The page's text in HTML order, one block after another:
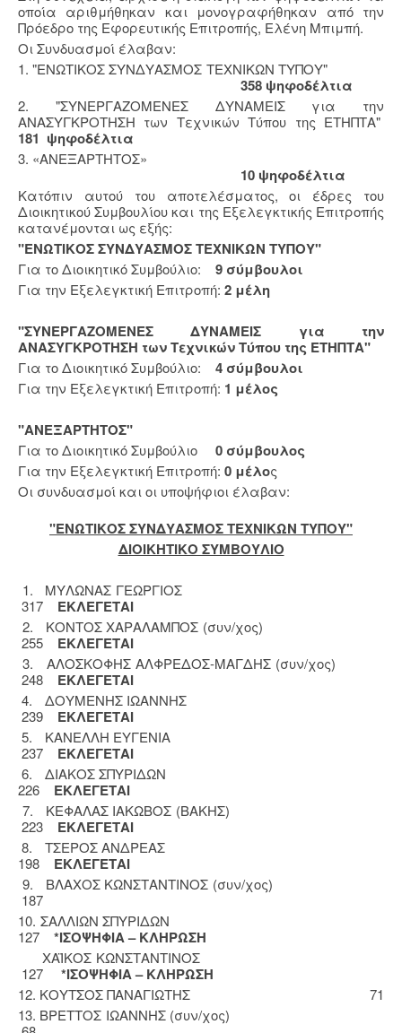
οποία αριθμήθηκαν και μονογραφήθηκαν από την
Πρόεδρο της Εφορευτικής Επιτροπής, Ελένη Μπιμπή.
Οι Συνδυασμοί έλαβαν:
1. "ΕΝΩΤΙΚΟΣ ΣΥΝΔΥΑΣΜΟΣ ΤΕΧΝΙΚΩΝ ΤΥΠΟΥ"
358 ψηφοδέλτια
2. "ΣΥΝΕΡΓΑΖΟΜΕΝΕΣ ΔΥΝΑΜΕΙΣ για την
ΑΝΑΣΥΓΚΡΟΤΗΣΗ των Τεχνικών Τύπου της ΕΤΗΠΤΑ"
181 ψηφοδέλτια
3. «ΑΝΕΞΑΡΤΗΤΟΣ»
10 ψηφοδέλτια
Κατόπιν αυτού του αποτελέσματος, οι έδρες του
Διοικητικού Συμβουλίου και της Εξελεγκτικής Επιτροπής
κατανέμονται ως εξής:
"ΕΝΩΤΙΚΟΣ ΣΥΝΔΥΑΣΜΟΣ ΤΕΧΝΙΚΩΝ ΤΥΠΟΥ"
Για το Διοικητικό Συμβούλιο: 9 σύμβουλοι
Για την Εξελεγκτική Επιτροπή: 2 μέλη
"ΣΥΝΕΡΓΑΖΟΜΕΝΕΣ ΔΥΝΑΜΕΙΣ για την
ΑΝΑΣΥΓΚΡΟΤΗΣΗ των Τεχνικών Τύπου της ΕΤΗΠΤΑ"
Για το Διοικητικό Συμβούλιο: 4 σύμβουλοι
Για την Εξελεγκτική Επιτροπή: 1 μέλος
"ΑΝΕΞΑΡΤΗΤΟΣ"
Για το Διοικητικό Συμβούλιο 0 σύμβουλος
Για την Εξελεγκτική Επιτροπή: 0 μέλος
Οι συνδυασμοί και οι υποψήφιοι έλαβαν:
"ΕΝΩΤΙΚΟΣ ΣΥΝΔΥΑΣΜΟΣ ΤΕΧΝΙΚΩΝ ΤΥΠΟΥ"
ΔΙΟΙΚΗΤΙΚΟ ΣΥΜΒΟΥΛΙΟ
1. ΜΥΛΩΝΑΣ ΓΕΩΡΓΙΟΣ
317 ΕΚΛΕΓΕΤΑΙ
2. ΚΟΝΤΟΣ ΧΑΡΑΛΑΜΠΟΣ (συν/χος)
255 ΕΚΛΕΓΕΤΑΙ
3. ΑΛΟΣΚΟΦΗΣ ΑΛΦΡΕΔΟΣ-ΜΑΓΔΗΣ (συν/χος)
248 ΕΚΛΕΓΕΤΑΙ
4. ΔΟΥΜΕΝΗΣ ΙΩΑΝΝΗΣ
239 ΕΚΛΕΓΕΤΑΙ
5. ΚΑΝΕΛΛΗ ΕΥΓΕΝΙΑ
237 ΕΚΛΕΓΕΤΑI
6. ΔΙΑΚΟΣ ΣΠΥΡΙΔΩΝ
226 EΚΛΕΓΕΤΑΙ
7. ΚΕΦΑΛΑΣ ΙΑΚΩΒΟΣ (ΒΑΚΗΣ)
223 ΕΚΛΕΓΕΤΑΙ
8. ΤΣΕΡΟΣ ΑΝΔΡΕΑΣ
198 ΕΚΛΕΓΕΤΑΙ
9. ΒΛΑΧΟΣ ΚΩΝΣΤΑΝΤΙΝΟΣ (συν/χος)
187
10. ΣΑΛΛΙΩΝ ΣΠΥΡΙΔΩΝ
127 *ΙΣΟΨΗΦΙΑ – ΚΛΗΡΩΣΗ
ΧΑΪΚΟΣ ΚΩΝΣΤΑΝΤΙΝΟΣ
127
*ΙΣΟΨΗΦΙΑ – ΚΛΗΡΩΣΗ
12. ΚΟΥΤΣΟΣ ΠΑΝΑΓΙΩΤΗΣ 71
13. ΒΡΕΤΤΟΣ ΙΩΑΝΝΗΣ (συν/χος)